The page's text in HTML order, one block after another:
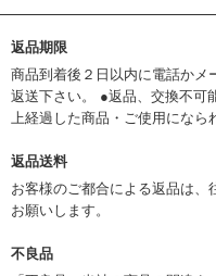
返品期限
商品到着後２日以内に電話かメ
返送下さい。 ●返品、交換不可
上経過した商品・ご使用になら
返品送料
お客様のご都合による返品は
お願いします。
不良品